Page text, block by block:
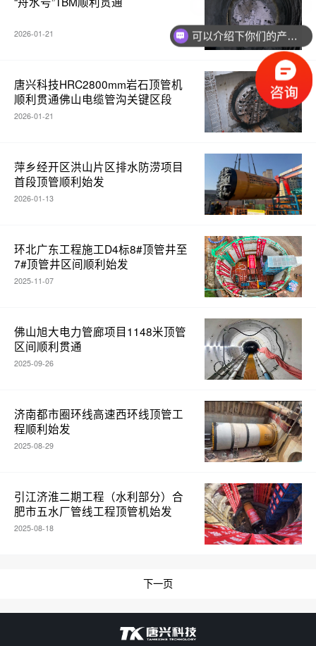
2026-01-21
唐兴科技HRC2800mm岩石顶管机
顺利贯通佛山电缆管沟关键区段
2026-01-21
萍乡经开区洪山片区排水防涝项目
首段顶管顺利始发
2026-01-13
环北广东工程施工D4标8#顶管井至
7#顶管井区间顺利始发
2025-11-07
佛山旭大电力管廊项目1148米顶管
区间顺利贯通
2025-09-26
济南都市圈环线高速西环线顶管工
程顺利始发
2025-08-29
引江济淮二期工程（水利部分）合
肥市五水厂管线工程顶管机始发
2025-08-18
下一页
可以介绍下你们的产品么？